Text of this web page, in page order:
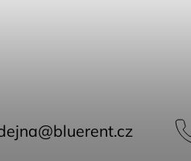
@bluerent.cz